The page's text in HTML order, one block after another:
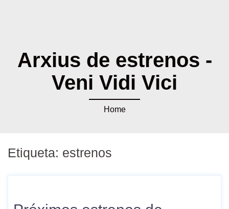
Arxius de estrenos -
Veni Vidi Vici
Home
Etiqueta: estrenos